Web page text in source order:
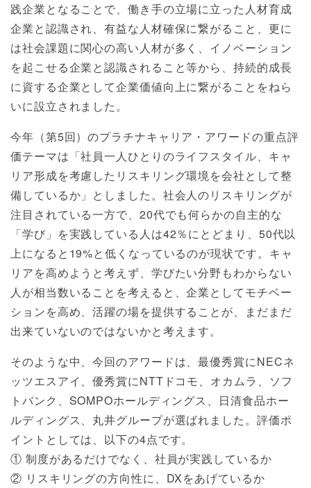
践企業となることで、働き手の立場に立った人材育成
企業と認識され、有益な人材確保に繋がること、更に
は社会課題に関心の高い人材が多く、イノベーション
を起こせる企業と認識されること等から、持続的成長
に資する企業として企業価値向上に繋がることをねら
いに設立されました。
今年（第5回）のプラチナキャリア・アワードの重点評
価テーマは「社員一人ひとりのライフスタイル、キャ
リア形成を考慮したリスキリング環境を会社として整
備しているか」としました。社会人のリスキリングが
注目されている一方で、20代でも何らかの自主的な
「学び」を実践している人は42％にとどまり、50代以
上になると19%と低くなっているのが現状です。キャ
リアを高めようと考えず、学びたい分野もわからない
人が相当数いることを考えると、企業としてモチベー
ションを高め、活躍の場を提供することが、まだまだ
出来ていないのではないかと考えます。
そのような中、今回のアワードは、最優秀賞にNECネ
ッツエスアイ、優秀賞にNTTドコモ、オカムラ、ソフ
トバンク、SOMPOホールディングス、日清食品ホー
ルディングス、丸井グループが選ばれました。評価ポ
イントとしては、以下の4点です。
① 制度があるだけでなく、社員が実践しているか
② リスキリングの方向性に、DXをあげているか